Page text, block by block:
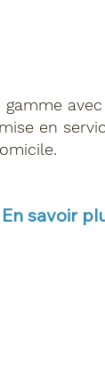
gamme
en
En savoir